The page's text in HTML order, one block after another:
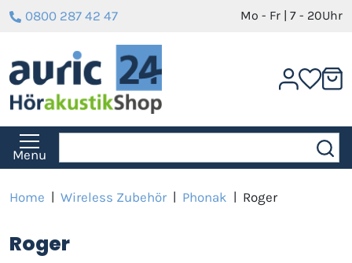
0800 287 42 47 Mo - Fr | 7 - 20Uhr
Menu
Home | Wireless Zubehör | Phonak | Roger
Roger